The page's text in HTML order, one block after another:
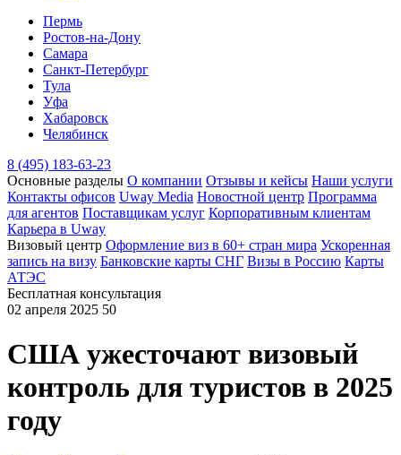
Пермь
Ростов-на-Дону
Самара
Санкт-Петербург
Тула
Уфа
Хабаровск
Челябинск
8 (495) 183-63-23
Основные разделы О компании Отзывы и кейсы Наши услуги
Контакты офисов Uway Media Новостной центр Программа
для агентов Поставщикам услуг Корпоративным клиентам
Карьера в Uway
Визовый центр Оформление виз в 60+ стран мира Ускоренная
запись на визу Банковские карты СНГ Визы в Россию Карты
АТЭС
Бесплатная консультация
02 апреля 2025 50
США ужесточают визовый
контроль для туристов в 2025
году